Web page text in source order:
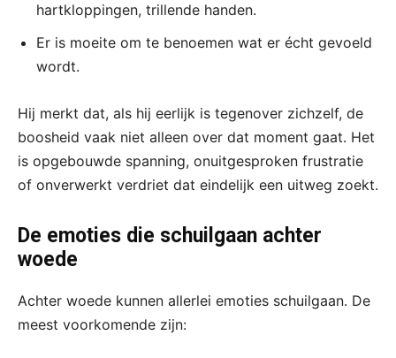
hartkloppingen, trillende handen.
Er is moeite om te benoemen wat er écht gevoeld
wordt.
Hij merkt dat, als hij eerlijk is tegenover zichzelf, de
boosheid vaak niet alleen over dat moment gaat. Het
is opgebouwde spanning, onuitgesproken frustratie
of onverwerkt verdriet dat eindelijk een uitweg zoekt.
De emoties die schuilgaan achter
woede
Achter woede kunnen allerlei emoties schuilgaan. De
meest voorkomende zijn: